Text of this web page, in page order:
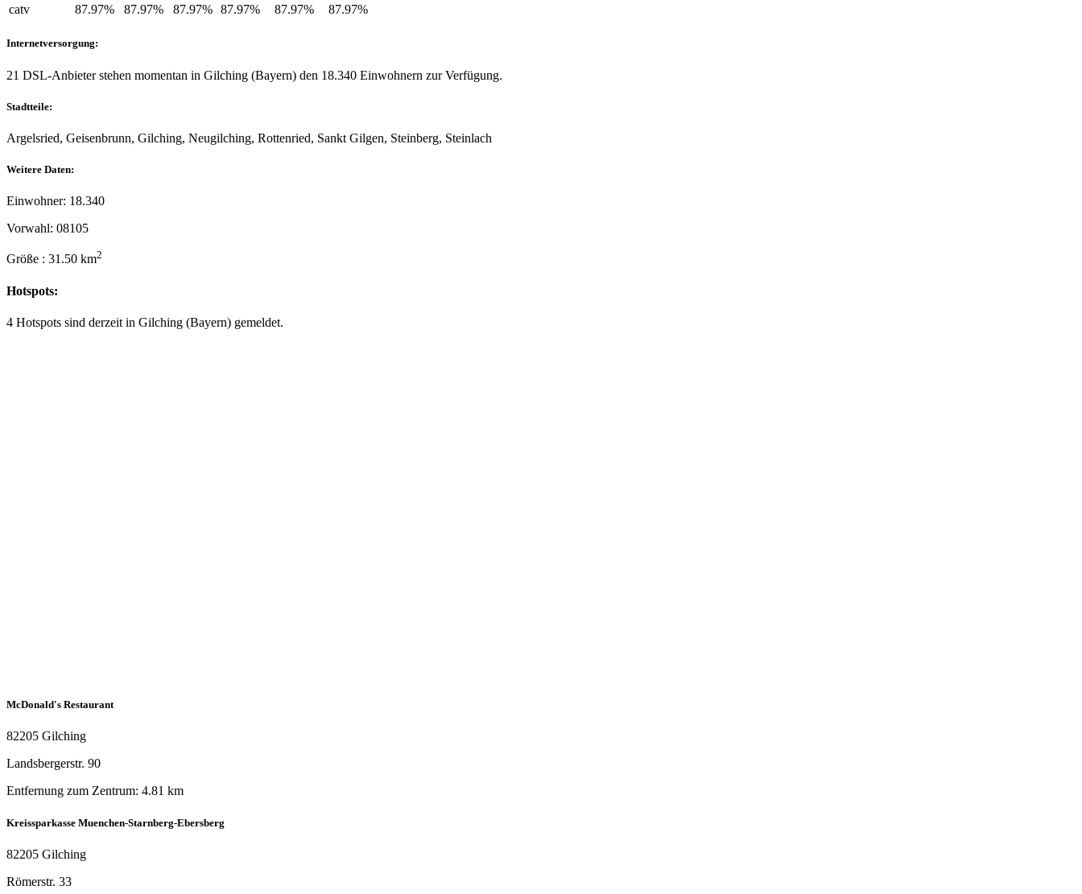
catv
87.97% 87.97% 87.97% 87.97% 87.97% 87.97%
Internetversorgung:
21 DSL-Anbieter stehen momentan in Gilching (Bayern) den 18.340 Einwohnern zur Verfügung.
Stadtteile:
Argelsried, Geisenbrunn, Gilching, Neugilching, Rottenried, Sankt Gilgen, Steinberg, Steinlach
Weitere Daten:
Einwohner: 18.340
Vorwahl: 08105
Größe : 31.50 km2
Hotspots:
4 Hotspots sind derzeit in Gilching (Bayern) gemeldet.
McDonald's Restaurant
82205 Gilching
Landsbergerstr. 90
Entfernung zum Zentrum: 4.81 km
Kreissparkasse Muenchen-Starnberg-Ebersberg
82205 Gilching
Römerstr. 33